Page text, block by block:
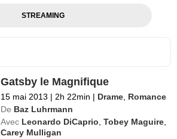
STREAMING
Gatsby le Magnifique
15 mai 2013 | 2h 22min | Drame Romance
De Baz Luhrmann
Avec Leonardo DiCaprio ,Tobey Maguire
Carey Mulligan